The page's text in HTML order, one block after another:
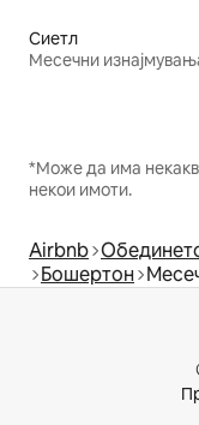
Сиетл
Месечни
*Може да има
некои имоти.
Airbnb
Бошертон